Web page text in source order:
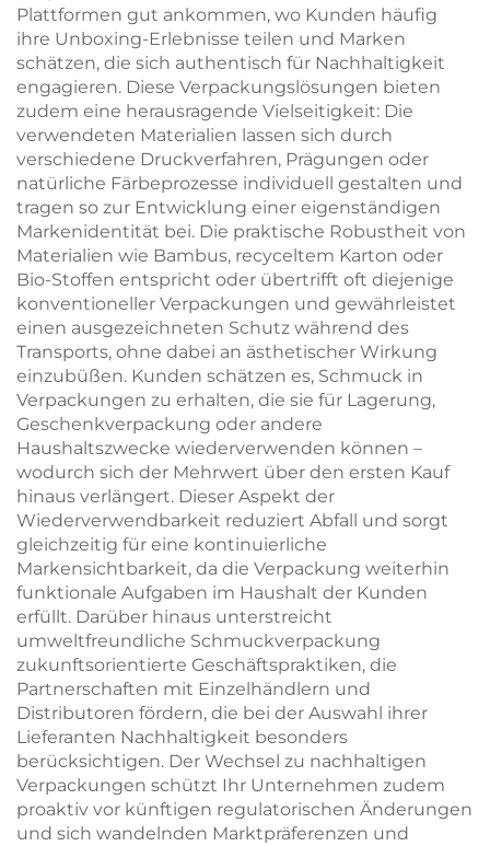
Plattformen gut ankommen, wo Kunden häufig
ihre Unboxing-Erlebnisse teilen und Marken
schätzen, die sich authentisch für Nachhaltigkeit
engagieren. Diese Verpackungslösungen bieten
zudem eine herausragende Vielseitigkeit: Die
verwendeten Materialien lassen sich durch
verschiedene Druckverfahren, Prägungen oder
natürliche Färbeprozesse individuell gestalten und
tragen so zur Entwicklung einer eigenständigen
Markenidentität bei. Die praktische Robustheit von
Materialien wie Bambus, recyceltem Karton oder
Bio-Stoffen entspricht oder übertrifft oft diejenige
konventioneller Verpackungen und gewährleistet
einen ausgezeichneten Schutz während des
Transports, ohne dabei an ästhetischer Wirkung
einzubüßen. Kunden schätzen es, Schmuck in
Verpackungen zu erhalten, die sie für Lagerung,
Geschenkverpackung oder andere
Haushaltszwecke wiederverwenden können –
wodurch sich der Mehrwert über den ersten Kauf
hinaus verlängert. Dieser Aspekt der
Wiederverwendbarkeit reduziert Abfall und sorgt
gleichzeitig für eine kontinuierliche
Markensichtbarkeit, da die Verpackung weiterhin
funktionale Aufgaben im Haushalt der Kunden
erfüllt. Darüber hinaus unterstreicht
umweltfreundliche Schmuckverpackung
zukunftsorientierte Geschäftspraktiken, die
Partnerschaften mit Einzelhändlern und
Distributoren fördern, die bei der Auswahl ihrer
Lieferanten Nachhaltigkeit besonders
berücksichtigen. Der Wechsel zu nachhaltigen
Verpackungen schützt Ihr Unternehmen zudem
proaktiv vor künftigen regulatorischen Änderungen
und sich wandelnden Marktpräferenzen und